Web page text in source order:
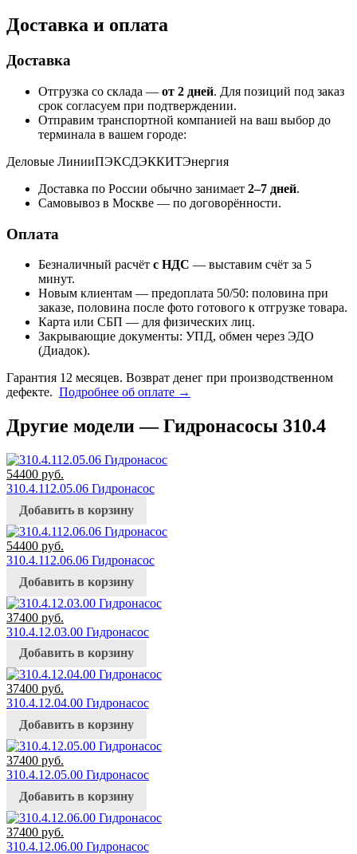
Доставка и оплата
Доставка
Отгрузка со склада — от 2 дней. Для позиций под заказ
срок согласуем при подтверждении.
Отправим транспортной компанией на ваш выбор до
терминала в вашем городе:
Деловые ЛинииПЭКСДЭККИТЭнергия
Доставка по России обычно занимает 2–7 дней.
Самовывоз в Москве — по договорённости.
Оплата
Безналичный расчёт с НДС — выставим счёт за 5
минут.
Новым клиентам — предоплата 50/50: половина при
заказе, половина после фото готового к отгрузке товара.
Карта или СБП — для физических лиц.
Закрывающие документы: УПД, обмен через ЭДО
(Диадок).
Гарантия 12 месяцев. Возврат денег при производственном
дефекте. Подробнее об оплате →
Другие модели — Гидронасосы 310.4
54400 руб.
310.4.112.05.06 Гидронасос
Добавить в корзину
54400 руб.
310.4.112.06.06 Гидронасос
Добавить в корзину
37400 руб.
310.4.12.03.00 Гидронасос
Добавить в корзину
37400 руб.
310.4.12.04.00 Гидронасос
Добавить в корзину
37400 руб.
310.4.12.05.00 Гидронасос
Добавить в корзину
37400 руб.
310.4.12.06.00 Гидронасос